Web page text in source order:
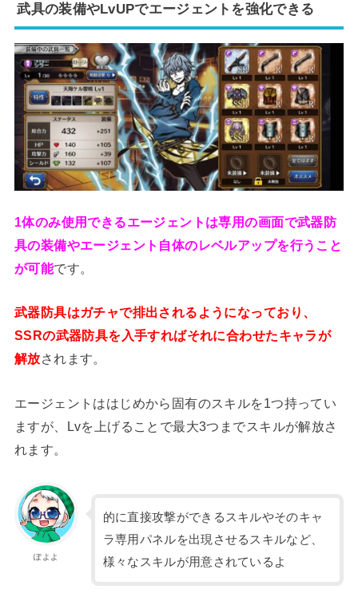
武具の装備やLvUPでエージェントを強化できる
1体のみ使用できるエージェントは専用の画面で武器防
具の装備やエージェント自体のレベルアップを行うこと
が可能です。
武器防具はガチャで排出されるようになっており、
SSRの武器防具を入手すればそれに合わせたキャラが
解放されます。
エージェントははじめから固有のスキルを1つ持ってい
ますが、Lvを上げることで最大3つまでスキルが解放さ
れます。
ぽよよ
的に直接攻撃ができるスキルやそのキャ
ラ専用パネルを出現させるスキルなど、
様々なスキルが用意されているよ